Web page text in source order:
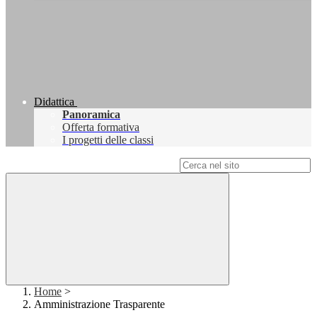
Didattica
Panoramica
Offerta formativa
I progetti delle classi
Home >
Amministrazione Trasparente